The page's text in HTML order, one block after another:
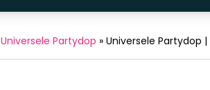
Universele Partydop » Universele Partydop